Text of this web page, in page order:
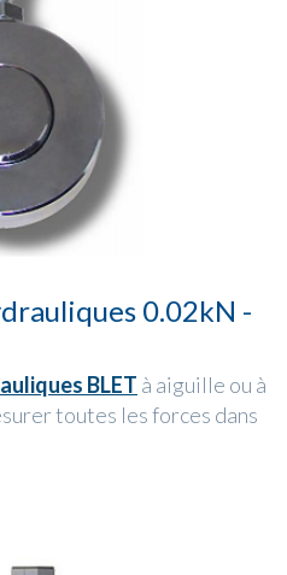
0.02kN -
BLET à aiguille ou à
toutes les forces dans